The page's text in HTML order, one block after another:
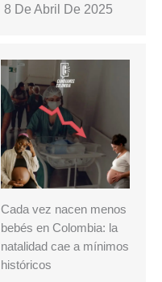
8 De Abril De 2025
Cada vez nacen menos
bebés en Colombia: la
natalidad cae a mínimos
históricos